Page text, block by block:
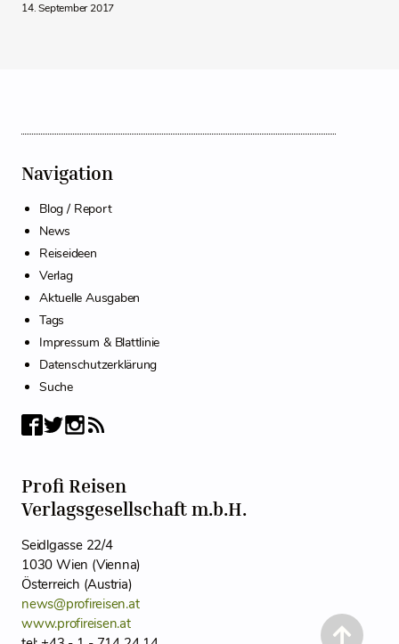
14. September 2017
Navigation
Blog / Report
News
Reiseideen
Verlag
Aktuelle Ausgaben
Tags
Impressum & Blattlinie
Datenschutzerklärung
Suche
Profi Reisen
Verlagsgesellschaft m.b.H.
Seidlgasse 22/4
1030 Wien (Vienna)
Österreich (Austria)
news@profireisen.at
www.profireisen.at